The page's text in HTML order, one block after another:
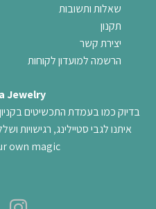
שאלות ותשובות
תקנון
יצירת קשר
הרשמה למועדון לקוחות
Jewelry
בדיוק כמו בעמדת התכשיטים
איתנו לגבי סטיילינג, רגישויות
own magic.